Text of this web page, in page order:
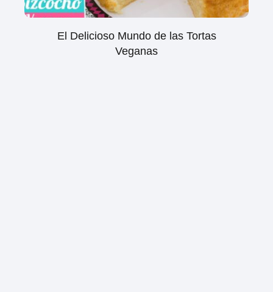
El Delicioso Mundo de las Tortas
Veganas